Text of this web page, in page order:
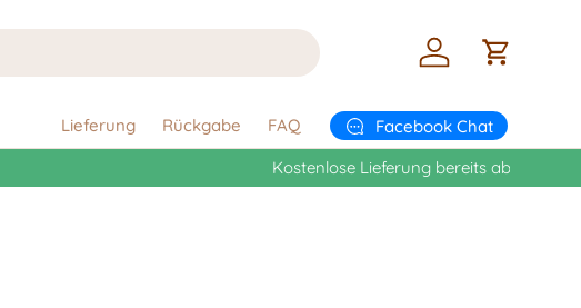
Einloggen
Lieferung Rückgabe FAQ
Facebook Chat